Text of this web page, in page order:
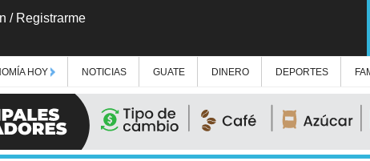
/ Registrarme
HOY NOTICIAS GUATE DINERO DEPORTES